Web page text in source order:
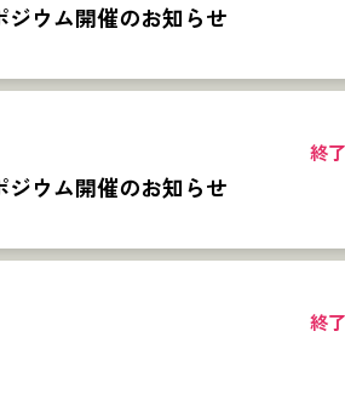
ウム開催のお知らせ
終了
ウム開催のお知らせ
終了